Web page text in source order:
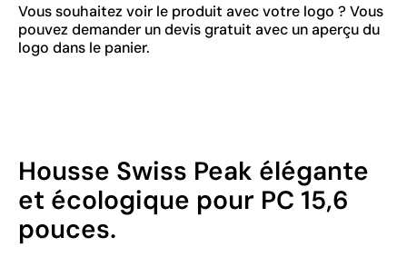
Vous souhaitez voir le produit avec votre logo ? Vous
pouvez demander un devis gratuit avec un aperçu du
logo dans le panier.
Housse Swiss Peak élégante
et écologique pour PC 15,6
pouces.